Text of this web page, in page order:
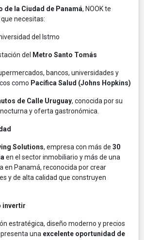
de la Ciudad de Panamá, NOOK te
necesitas:
del Istmo
del Metro Santo Tomás
bancos, universidades y
como Pacífica Salud (Johns Hopkins)
de Calle Uruguay, conocida por su
y oferta gastronómica.
Solutions, empresa con más de 30
en el sector inmobiliario y más de una
en Panamá, reconocida por crear
y de alta calidad que construyen
invertir
estratégica, diseño moderno y precios
una excelente oportunidad de